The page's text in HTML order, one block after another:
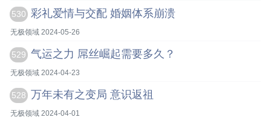
530 彩礼爱情与交配 婚姻体系崩溃
无极领域 2024-05-26
529 气运之力 屌丝崛起需要多久？
无极领域 2024-04-23
528 万年未有之变局 意识返祖
无极领域 2024-04-01